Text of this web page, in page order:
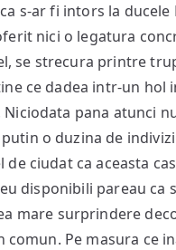
s-ar fi intors la ducele
nici o legatura
se strecura printre
ce dadea intr-un hol
pana atunci
o duzina de
ciudat ca aceasta
disponibili pareau ca
mare surprindere
Pe masura ce